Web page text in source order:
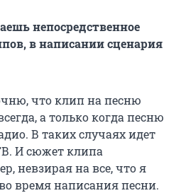
непосредственное
в написании сценария
что клип на песню
а только когда песню
В таких случаях идет
И сюжет клипа
невзирая на все, что я
время написания песни.